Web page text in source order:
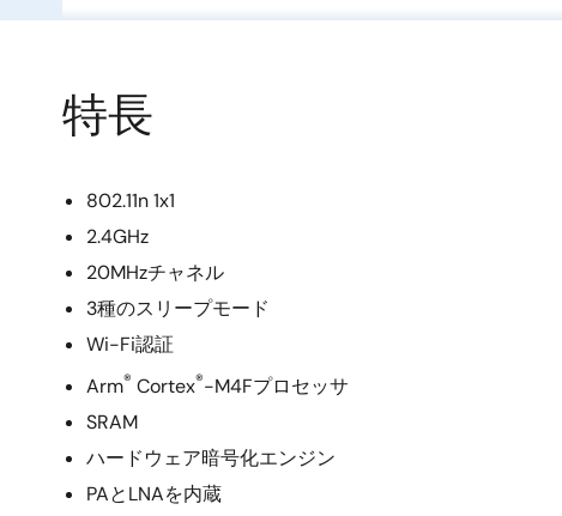
特長
802.11n 1x1
2.4GHz
20MHzチャネル
3種のスリープモード
Wi-Fi認証
Arm® Cortex®-M4Fプロセッサ
SRAM
ハードウェア暗号化エンジン
PAとLNAを内蔵